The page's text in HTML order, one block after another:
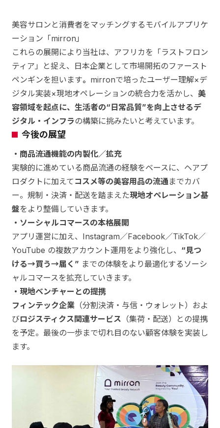
美容サロンと消費者をマッチングするモバイルアプリケ
ーション「mirron」
これらの展開により当社は、アフリカを「ラストフロン
ティア」と捉え、日本企業として市場開拓のファースト
ペンギンを担います。 mirronで培ったユーザー理解×デ
ジタル実装×現地オペレーションの統合力を活かし、 美
容領域を起点に、生活者の“日常品質”を向上させるデ
ジタル・インフラ の構築に挑みたいと考えています。
今後の展望
・商品流通機能の内製化／拡充
実験的に進めている商品流通の経験をベースに、ヘアプ
ロダクトに加えて コスメ等の美容用品の流通までカバ
ー。規制・決済・配送を踏まえた現地オペレーション基
盤をより整備していきます。
・ソーシャルコマースの本格展開
アプリ運営に加え、Instagram／Facebook／TikTok／
YouTube の複数アカウント運用をより強化し、 “見つ
ける→買う→届く” までの体験をより最適化するソーシ
ャルコマースを拡充していきます。
・現地ベンチャーとの提携
フィンテック企業 （分割決済・与信・ウォレット）およ
びロジスティクス関連サービス （集荷・配送）との提携
を予定。最後の一歩まで切れ目のない顧客体験を実装し
ます。